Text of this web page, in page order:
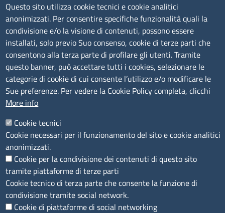
EMAIL: info.sni@unioncamere.it
C.F.: 01484460587
P.Iva: 01000211001
SERVIZIO REALIZZATO DA
SEGUICI SU
Questo sito utilizza cookie tecnici e cookie analitici
anonimizzati. Per consentire specifiche funzionalità quali la
condivisione e/o la visione di contenuti, possono essere
installati, solo previo Suo consenso, cookie di terze parti che
consentono alla terza parte di profilare gli utenti. Tramite
questo banner, può accettare tutti i cookies, selezionare le
categorie di cookie di cui consente l’utilizzo e/o modificare le
Sue preferenze. Per vedere la Cookie Policy completa, clicchi
More info
Cookie tecnici
Cookie necessari per il funzionamento del sito e cookie analitici
anonimizzati.
Cookie per la condivisione dei contenuti di questo sito
tramite piattaforme di terze parti
Cookie tecnico di terza parte che consente la funzione di
condivisione tramite social network.
Cookie di piattaforme di social networking